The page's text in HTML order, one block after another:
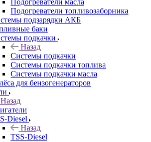
Подогреватели масла
Подогреватели топливозаборника
подзарядки АКБ
баки
подкачки
Назад
Системы подкачки
Системы подкачки топлива
Системы подкачки масла
для бензогенераторов
Назад
Diesel
Назад
TSS-Diesel